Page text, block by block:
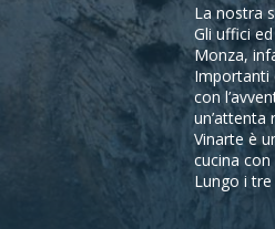
La nostra
Gli uffici
Monza,
Importanti
con
un’attenta
Vinarte è
cucina
Lungo i